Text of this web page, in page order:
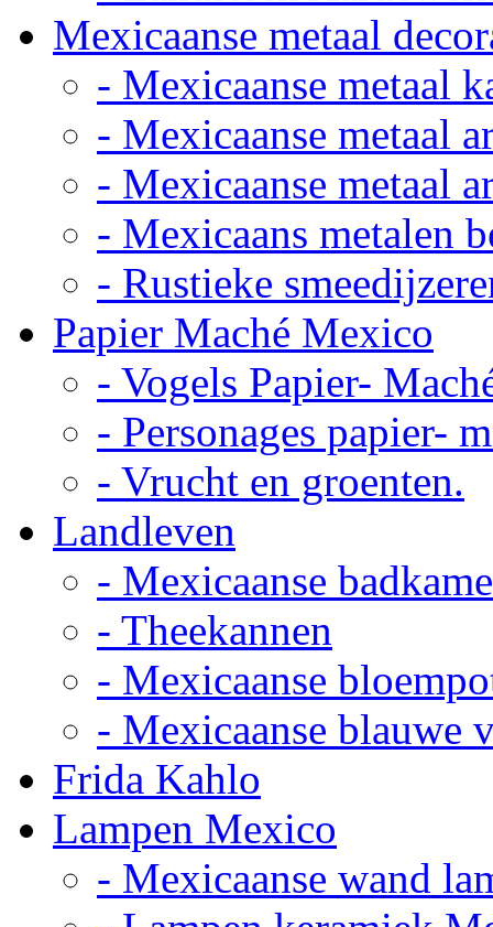
Mexicaanse metaal
- Mexicaanse metaal
- Mexicaanse metaal
- Mexicaanse metaal
- Mexicaans metalen
- Rustieke
Papier Maché Mexico
- Vogels Papier-
- Personages papier-
- Vrucht en groenten.
Landleven
- Mexicaanse
- Theekannen
- Mexicaanse
- Mexicaanse blauwe
Frida Kahlo
Lampen Mexico
- Mexicaanse wand